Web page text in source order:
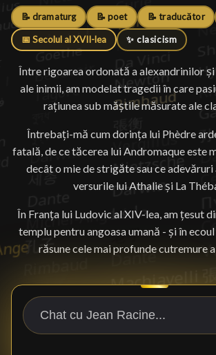
📝 dramaturg 📝 poet 📝 traducător
📅 Secolul al XVII-lea ✨ clasicism
Între rigoarea ordonată a alexandrinilor
ale inimii, am modelat tragedii în care
rațiunea sub măștile măsurate ale
Întrebați-mă cum dorința lui Phèdre
fatală, de ce tăcerea lui Andromaque este
decât o mie de strigăte sau ce
versurile lui Athalie și La
În Franța lui Ludovic al XIV-lea, am țesut
templu pentru angoasa umană - și în
răsune cele mai profunde cutremure